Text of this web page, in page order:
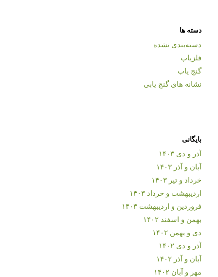
دسته ها
دسته‌بندی نشده
فلزیاب
گنج یاب
نشانه های گنج یابی
بایگانی
آذر و دی ۱۴۰۳
آبان و آذر ۱۴۰۳
خرداد و تیر ۱۴۰۳
اردیبهشت و خرداد ۱۴۰۳
فروردین و اردیبهشت ۱۴۰۳
بهمن و اسفند ۱۴۰۲
دی و بهمن ۱۴۰۲
آذر و دی ۱۴۰۲
آبان و آذر ۱۴۰۲
مهر و آبان ۱۴۰۲